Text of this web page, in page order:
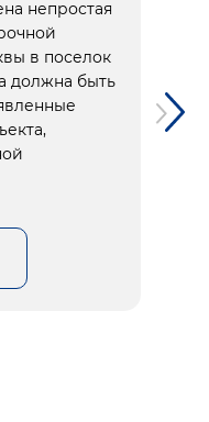
непростая
в поселок
должна быть